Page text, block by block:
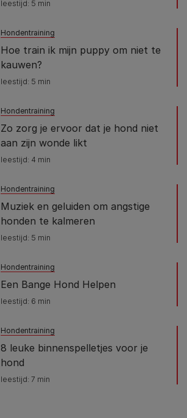
leestijd: 5 min
Hondentraining
Hoe train ik mijn puppy om niet te
kauwen?
leestijd: 5 min
Hondentraining
Zo zorg je ervoor dat je hond niet
aan zijn wonde likt
leestijd: 4 min
Hondentraining
Muziek en geluiden om angstige
honden te kalmeren
leestijd: 5 min
Hondentraining
Een Bange Hond Helpen
leestijd: 6 min
Hondentraining
8 leuke binnenspelletjes voor je
hond
leestijd: 7 min